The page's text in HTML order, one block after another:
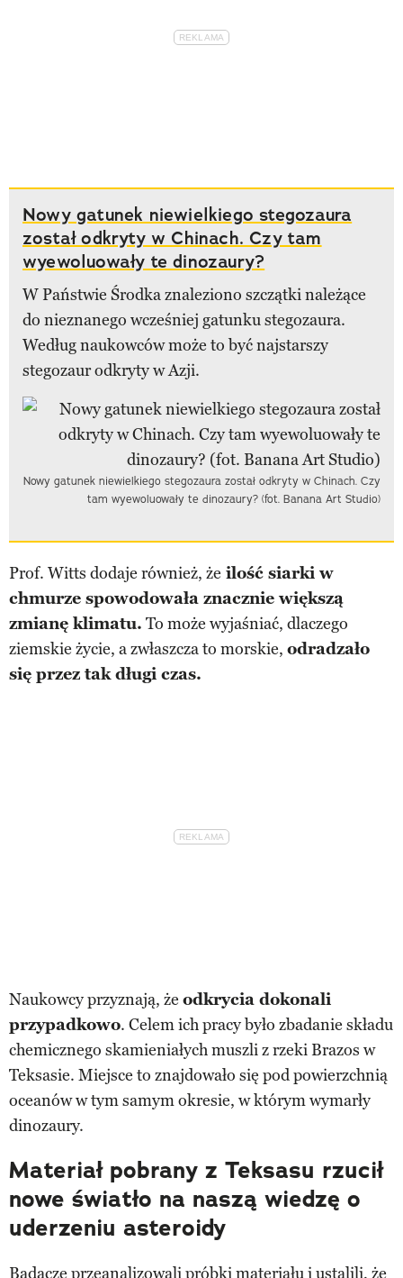
Nowy gatunek niewielkiego stegozaura
został odkryty w Chinach. Czy tam
wyewoluowały te dinozaury?
W Państwie Środka znaleziono szczątki należące
do nieznanego wcześniej gatunku stegozaura.
Według naukowców może to być najstarszy
stegozaur odkryty w Azji.
Nowy gatunek niewielkiego stegozaura został odkryty w Chinach. Czy
tam wyewoluowały te dinozaury? (fot. Banana Art Studio)
Prof. Witts dodaje również, że ilość siarki w
chmurze spowodowała znacznie większą
zmianę klimatu. To może wyjaśniać, dlaczego
ziemskie życie, a zwłaszcza to morskie, odradzało
się przez tak długi czas.
Naukowcy przyznają, że odkrycia dokonali
przypadkowo. Celem ich pracy było zbadanie składu
chemicznego skamieniałych muszli z rzeki Brazos w
Teksasie. Miejsce to znajdowało się pod powierzchnią
oceanów w tym samym okresie, w którym wymarły
dinozaury.
Materiał pobrany z Teksasu rzucił
nowe światło na naszą wiedzę o
uderzeniu asteroidy
Badacze przeanalizowali próbki materiału i ustalili, że